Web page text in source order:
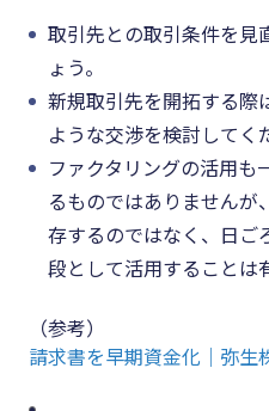
取引先との取引条件を見
ょう。
新規取引先を開拓する際
ような交渉を検討してく
ファクタリングの活用も
るものではありません
存するのではなく、日ご
段として活用することは
（参考）
請求書を早期資金化｜弥生